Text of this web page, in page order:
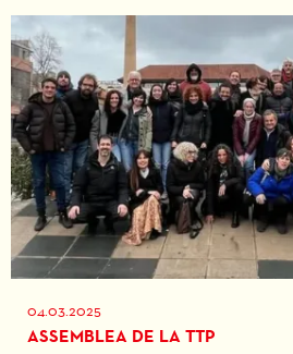
04.03.2025
ASSEMBLEA DE LA TTP